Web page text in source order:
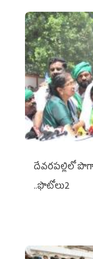
దేవరపల్లిలో
..ఫొటోలు2